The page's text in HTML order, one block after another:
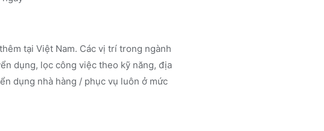
tại Việt Nam. Các vị trí trong ngành
dụng, lọc công việc theo kỹ năng, địa
dụng nhà hàng / phục vụ luôn ở mức